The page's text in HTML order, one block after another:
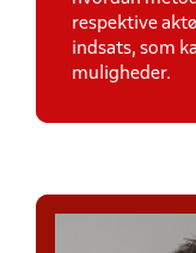
respektive
indsats, som
muligheder.